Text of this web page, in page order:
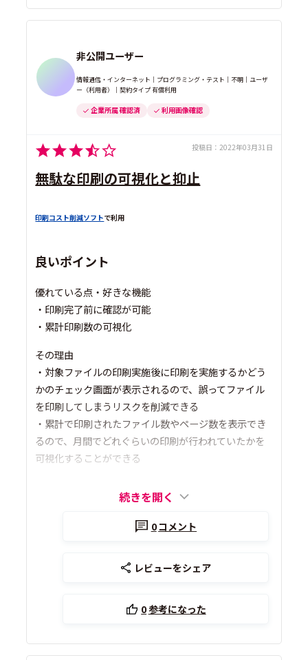
非公開ユーザー
情報通信・インターネット｜プログラミング・テスト｜不明｜ユーザ
ー（利用者）｜契約タイプ 有償利用
企業所属 確認済 利用画像確認
投稿日： 2022年03月31日
無駄な印刷の可視化と抑止
印刷コスト削減ソフトで利用
良いポイント
優れている点・好きな機能
・印刷完了前に確認が可能
・累計印刷数の可視化
その理由
・対象ファイルの印刷実施後に印刷を実施するかどう
かのチェック画面が表示されるので、誤ってファイル
を印刷してしまうリスクを削減できる
・累計で印刷されたファイル数やページ数を表示でき
るので、月間でどれぐらいの印刷が行われていたかを
可視化することができる
続きを開く
0コメント
レビューをシェア
0参考になった